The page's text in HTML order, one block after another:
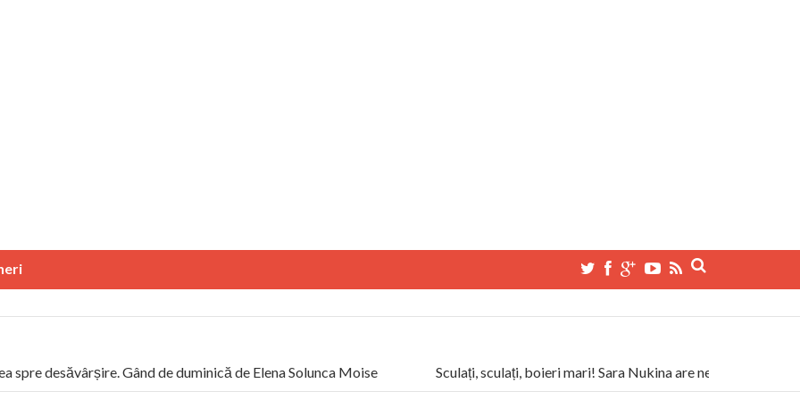
desăvârșire. Gând de duminică de Elena Solunca Moise
Sculați, sculați, boieri mari! Sara Nukina are nevoie de ajutorul
român: “românii sunt slavi, nu latini”. Fostul agent ceaușist de la Humanitas militează pentru federalizarea României